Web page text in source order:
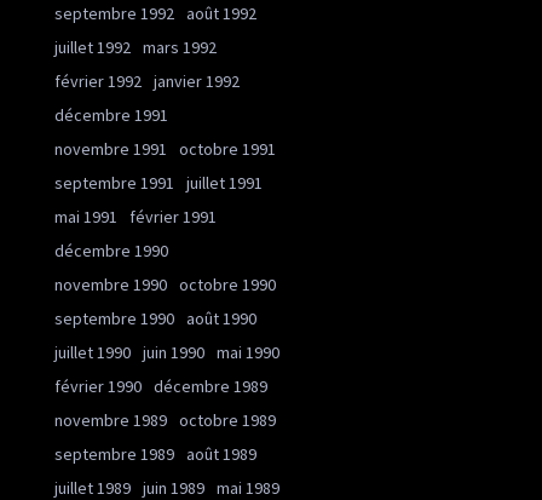
septembre 1992 août 1992
juillet 1992 mars 1992
février 1992 janvier 1992
décembre 1991
novembre 1991
octobre 1991
septembre 1991
juillet 1991
mai 1991
février 1991
décembre 1990
novembre 1990 octobre 1990
septembre 1990 août 1990
juillet 1990 juin 1990 mai 1990
février 1990 décembre 1989
novembre 1989 octobre 1989
septembre 1989 août 1989
juillet 1989 juin 1989 mai 1989